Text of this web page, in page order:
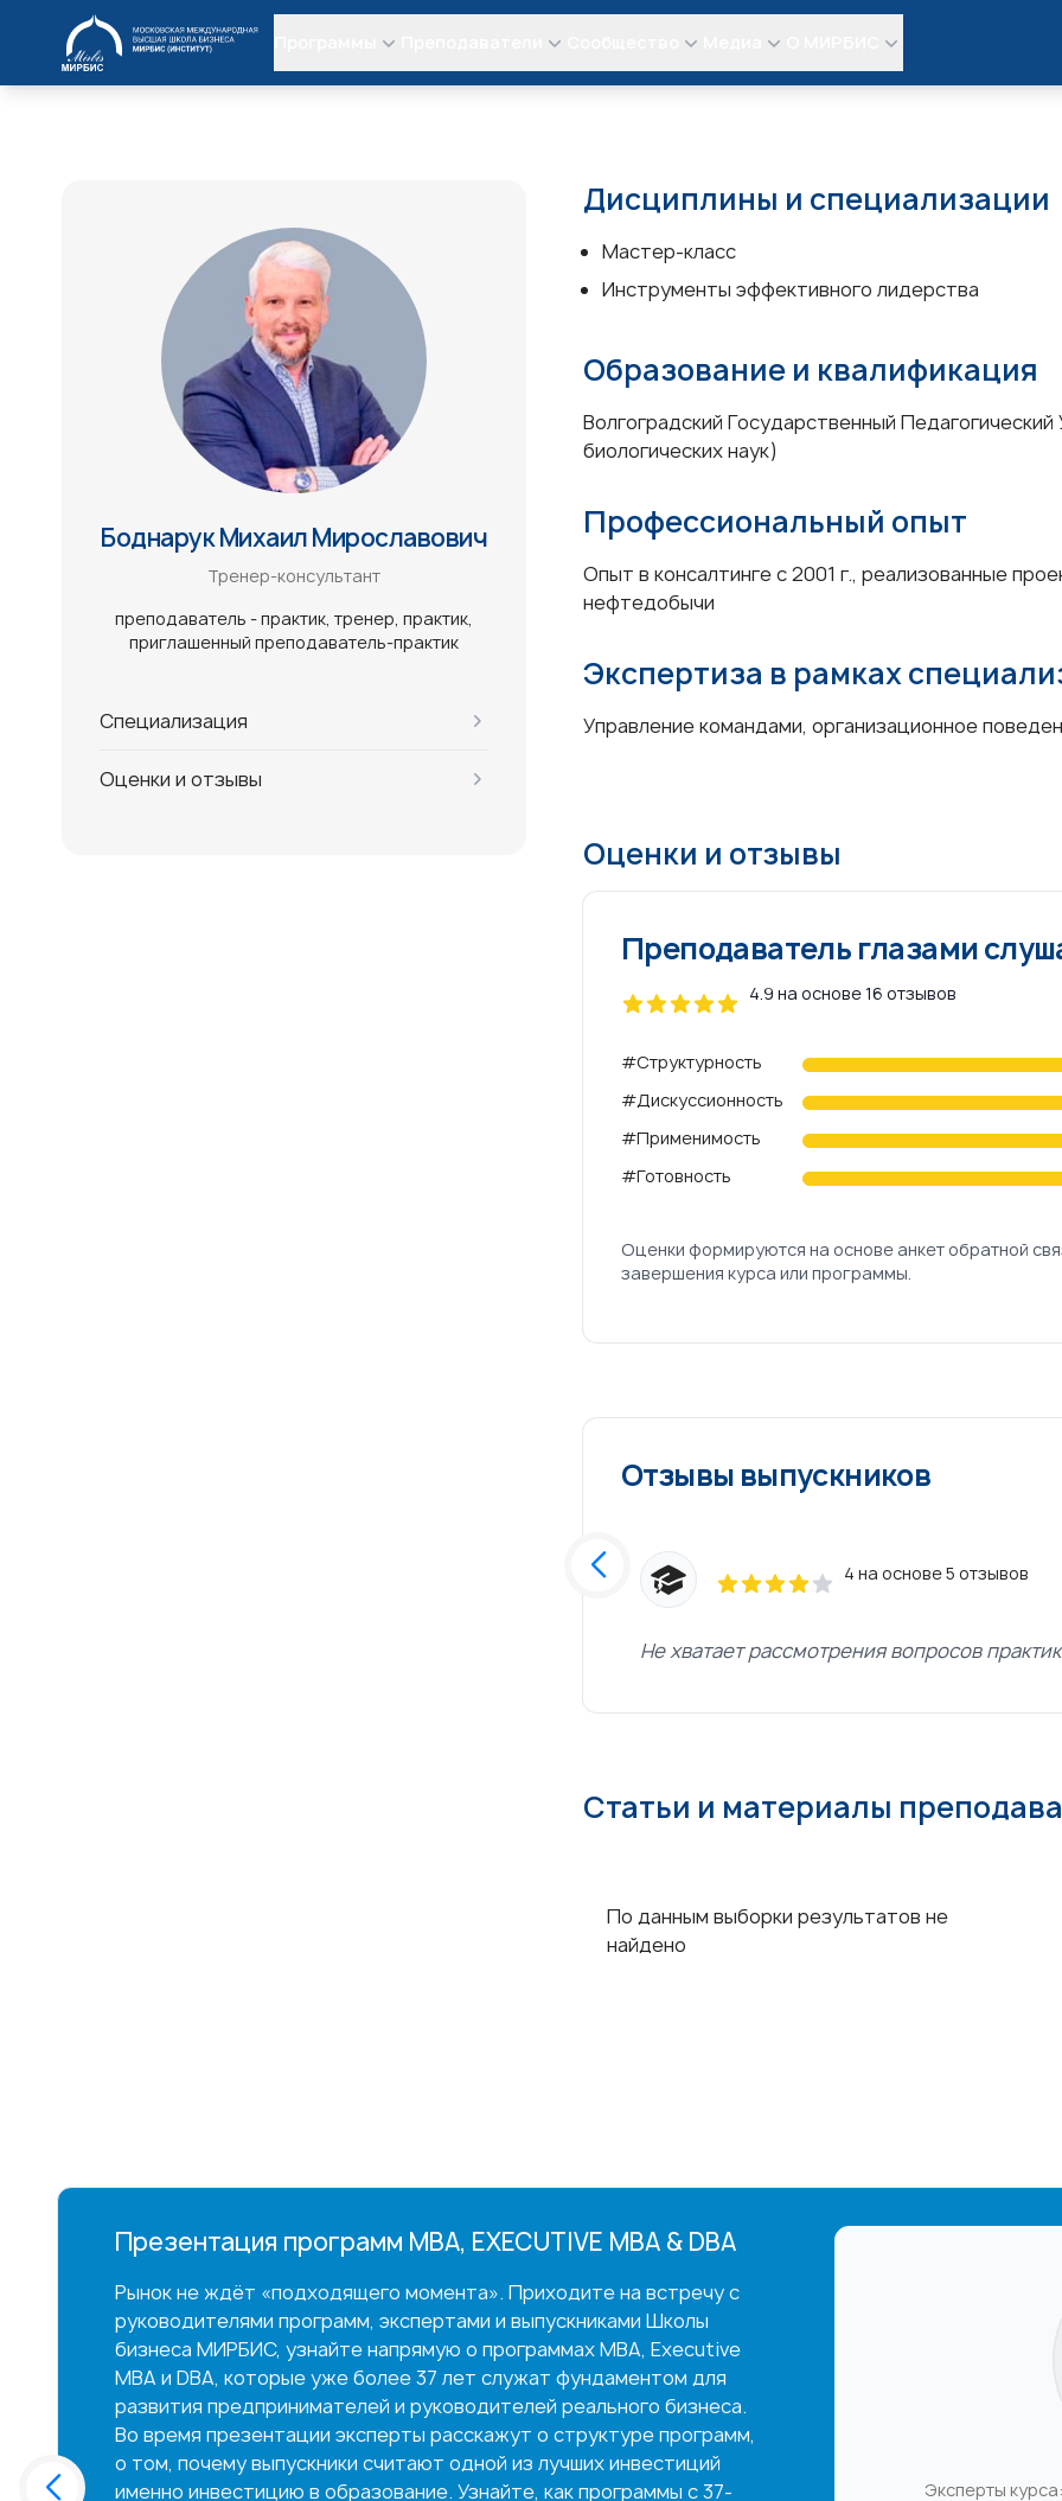
МИРБИС
Боднарук Михаил Мирославович
Тренер-консультант
преподаватель - практик тренер практик
приглашенный преподаватель-практик
Специализация
Оценки и отзывы
Дисциплины и специализации
Мастер-класс
Инструменты эффективного лидерства
Образование и квалификация
Волгоградский Государственный
биологических наук)
Профессиональный опыт
Опыт в консалтинге с 2001 г., реализованные
нефтедобычи
Экспертиза в рамках
Управление командами, организационное
Оценки и отзывы
Преподаватель глазами
4.9 на основе 16 отзывов
Review data
#Структурность
#Дискуссионность
#Применимость
#Готовность
Оценки формируются на основе анкет обратной
завершения курса или программы.
Отзывы выпускников
4 на основе 5 отзывов
Не хватает рассмотрения вопросов
Статьи и материалы
По данным выборки результатов не
найдено
Эксперты
Презентация программ MBA, EXECUTIVE MBA & DBA
Рынок не ждёт «подходящего момента». Приходите на встречу с
руководителями программ, экспертами и выпускниками Школы
бизнеса МИРБИС, узнайте напрямую о программах MBA, Executive
MBA и DBA, которые уже более 37 лет служат фундаментом для
развития предпринимателей и руководителей реального бизнеса.
Во время презентации эксперты расскажут о структуре программ,
о том, почему выпускники считают одной из лучших инвестиций
именно инвестицию в образование. Узнайте, как программы с 37-